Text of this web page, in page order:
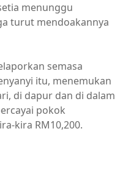
menunggu
turut mendoakannya
semasa
itu, menemukan
di dapur dan di dalam
pokok
kira RM10,200.